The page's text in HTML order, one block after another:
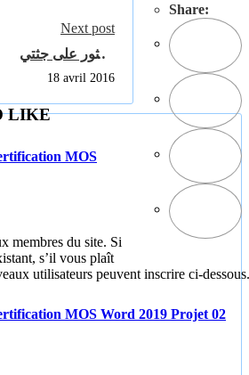
Share:
Next post
العثور على جثتي
طفلتين وامهما
يسلم نفسه
18 avril 2016
LIKE
MOS
membres du site. Si
s’il vous plaît
utilisateurs peuvent inscrire ci-dessous.
MOS Word 2019 Projet 02